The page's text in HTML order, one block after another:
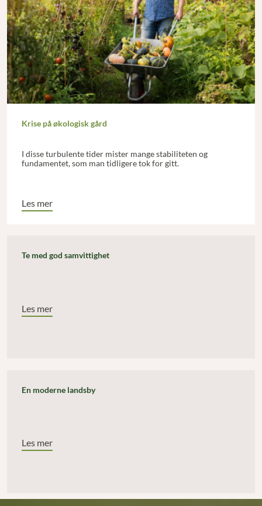
Krise på økologisk gård
I disse turbulente tider mister mange stabiliteten og
fundamentet, som man tidligere tok for gitt.
Les mer
Te med god samvittighet
Les mer
En moderne landsby
Les mer